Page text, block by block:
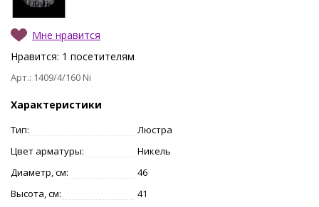
Мне нравится
Нравится: 1 посетителям
Арт.: 1409/4/160 Ni
Характеристики
Тип:
Люстра
Цвет арматуры:
Никель
Диаметр, см:
46
Высота, см:
41